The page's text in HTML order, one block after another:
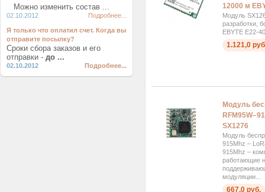
12000 м
Модуль
разработки,
EBYTE E22-
1.121,0
Модуль
SX1276
Модуль
915Mhz –
915Mhz –
работающие
модуляции...
667,0 руб.
Можно изменить состав ...
02.10.2012 Подробнее...
Я только что оплатил счет. Когда вы
отправите посылку?
Сроки сбора заказов и его
отправки - до ...
02.10.2012 Подробнее...